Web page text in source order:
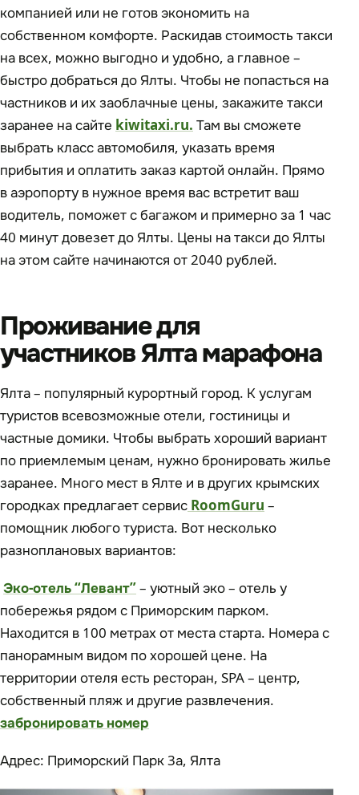
компанией или не готов экономить на
собственном комфорте. Раскидав стоимость такси
на всех, можно выгодно и удобно, а главное –
быстро добраться до Ялты. Чтобы не попасться на
частников и их заоблачные цены, закажите такси
заранее на сайте kiwitaxi.ru. Там вы сможете
выбрать класс автомобиля, указать время
прибытия и оплатить заказ картой онлайн. Прямо
в аэропорту в нужное время вас встретит ваш
водитель, поможет с багажом и примерно за 1 час
40 минут довезет до Ялты. Цены на такси до Ялты
на этом сайте начинаются от 2040 рублей.
Проживание для
участников Ялта марафона
Ялта – популярный курортный город. К услугам
туристов всевозможные отели, гостиницы и
частные домики. Чтобы выбрать хороший вариант
по приемлемым ценам, нужно бронировать жилье
заранее. Много мест в Ялте и в других крымских
городках предлагает сервис RoomGuru –
помощник любого туриста. Вот несколько
разноплановых вариантов:
Эко-отель “Левант”– уютный эко – отель у
побережья рядом с Приморским парком.
Находится в 100 метрах от места старта. Номера с
панорамным видом по хорошей цене. На
территории отеля есть ресторан, SPA – центр,
собственный пляж и другие развлечения.
забронировать номер
Адрес: Приморский Парк 3а, Ялта